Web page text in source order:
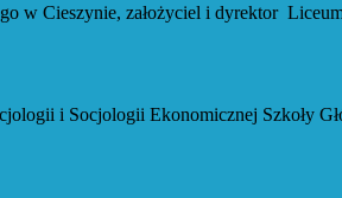
założyciel i dyrektor Liceum
Ekonomicznej Szkoły